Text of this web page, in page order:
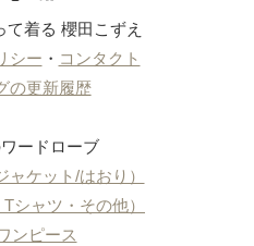
着る 櫻田こずえ
シー ・ コンタクト
の更新履歴
ードローブ
ケット/はおり）
シャツ・その他）
ンピース